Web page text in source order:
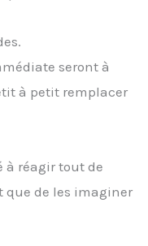
seront à
à petit remplacer
à réagir tout de
que de les imaginer